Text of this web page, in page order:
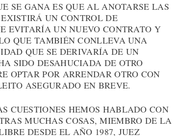
SE GANA ES QUE AL ANOTARSE LAS
UN CONTROL DE
EVITARÍA UN NUEVO CONTRATO Y
QUE TAMBIÉN CONLLEVA UNA
QUE SE DERIVARÍA DE UN
SIDO DESAHUCIADA DE OTRO
OPTAR POR ARRENDAR OTRO CON
ASEGURADO EN BREVE.
CUESTIONES HEMOS HABLADO CON
MUCHAS COSAS, MIEMBRO DE LA
DESDE EL AÑO 1987, JUEZ